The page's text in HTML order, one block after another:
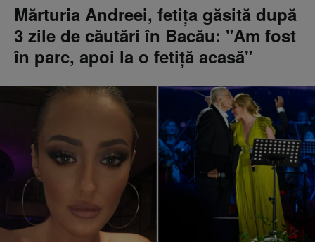
Mărturia Andreei, fetiţa găsită după
3 zile de căutări în Bacău: "Am fost
în parc, apoi la o fetiţă acasă"